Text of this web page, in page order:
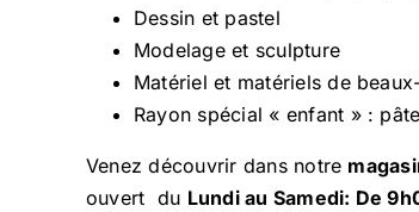
Dessin et pastel
Modelage et sculpture
Matériel et matériels de
Rayon spécial « enfant » :
Venez découvrir dans notre
ouvert du Lundi au Samedi: De